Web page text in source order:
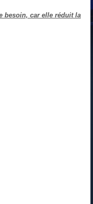
besoin, car elle réduit la